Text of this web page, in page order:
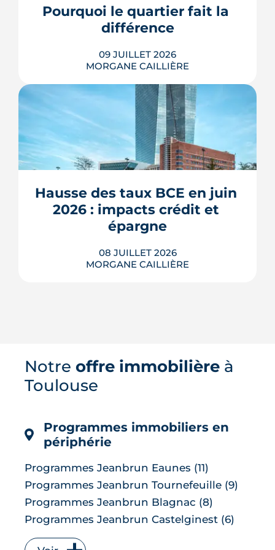
des marges de manœuvre.
LIRE L'ARTICLE
Pourquoi le quartier fait la
différence
09 JUILLET 2026
MORGANE CAILLIÈRE
À l'échelle de Toulouse, la température
nocturne peut varier de plusieurs
degrés d'un secteur à l'autre lors des
fortes chaleurs : Météo-France
pouvant atteindre 4 °C après une
journée d'été fortement ensoleillée.
Densité minérale, hauteur du bâti, v�...
LIRE L'ARTICLE
Hausse des taux BCE en juin
2026 : impacts crédit et
épargne
08 JUILLET 2026
MORGANE CAILLIÈRE
pour contrer une inflation ravivée par le
choc énergétique. L'effet sur les crédits
immobiliers reste limité à court terme,
LIRE L'ARTICLE
Notre offre immobilière à
Toulouse
Programmes immobiliers en
périphérie
Programmes Jeanbrun Eaunes (11)
Programmes Jeanbrun Tournefeuille (9)
Programmes Jeanbrun Blagnac (8)
Programmes Jeanbrun Castelginest (6)
Programmes Jeanbrun L'Union (6)